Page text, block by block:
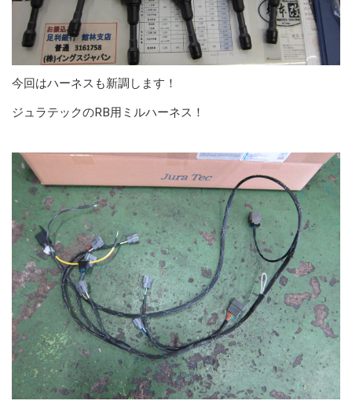
今回はハーネスも新調します！
ジュラテックのRB用ミルハーネス！